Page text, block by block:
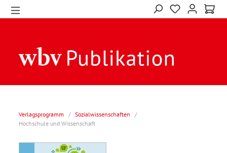
Verlagsprogramm / Sozialwissenschaften
/
Hochschule und Wissenschaft